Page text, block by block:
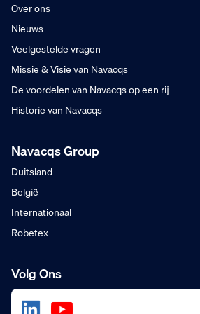
Over ons
Nieuws
Veelgestelde vragen
Missie & Visie van Navacqs
De voordelen van Navacqs op een rij
Historie van Navacqs
Navacqs Group
Duitsland
België
Internationaal
Robetex
Volg Ons